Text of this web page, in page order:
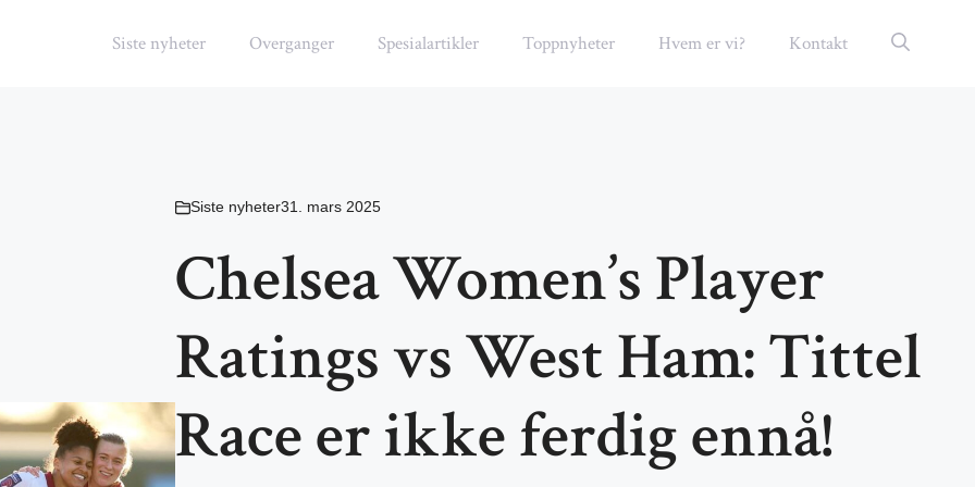
Siste nyheter Overganger Spesialartikler Toppnyheter Hvem er vi? Kontakt
Siste nyheter31. mars 2025
Chelsea Women’s Player
Ratings vs West Ham: Tittel
Race er ikke ferdig ennå!